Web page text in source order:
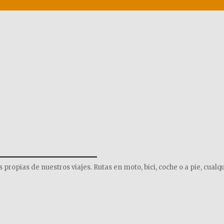
de nuestros viajes. Rutas en moto, bici, coche o a pie,